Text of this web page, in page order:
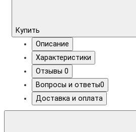
Купить
Описание
Характеристики
Отзывы 0
Вопросы и ответы0
Доставка и оплата